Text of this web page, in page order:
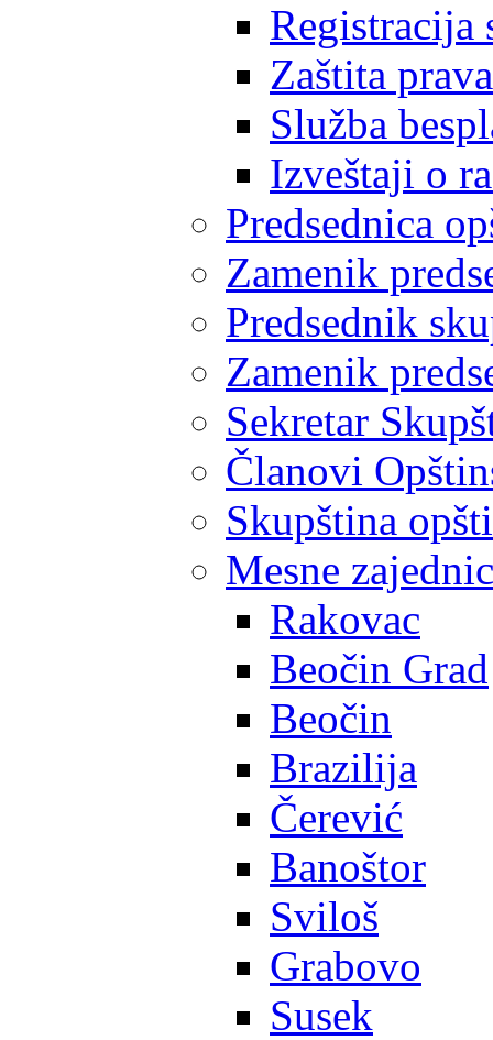
Registracija
Zaštita
Služba
Izveštaji o
Predsednica
Zamenik
Predsednik
Zamenik
Sekretar
Članovi
Skupština
Mesne
Rakovac
Beočin Grad
Beočin
Brazilija
Čerević
Banoštor
Sviloš
Grabovo
Susek